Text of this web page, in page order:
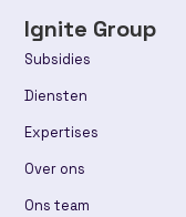
Ignite Group
Subsidies
Diensten
Expertises
Over ons
Ons team